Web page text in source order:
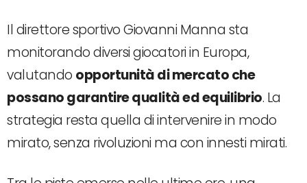
Il direttore sportivo Giovanni Manna sta
monitorando diversi giocatori in Europa,
valutando opportunità di mercato che
possano garantire qualità ed equilibrio. La
strategia resta quella di intervenire in modo
mirato, senza rivoluzioni ma con innesti mirati.